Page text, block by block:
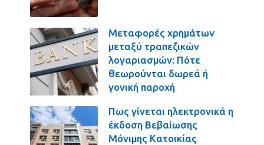
Μεταφορές χρημάτων
μεταξύ τραπεζικών
λογαριασμών: Πότε
θεωρούνται δωρεά ή
γονική παροχή
Πως γίνεται ηλεκτρονικά η
έκδοση Βεβαίωσης
Μόνιμης Κατοικίας